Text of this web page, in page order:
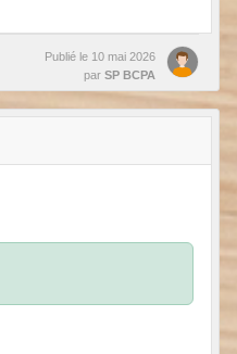
Publié le 10 mai 2026
par SP BCPA